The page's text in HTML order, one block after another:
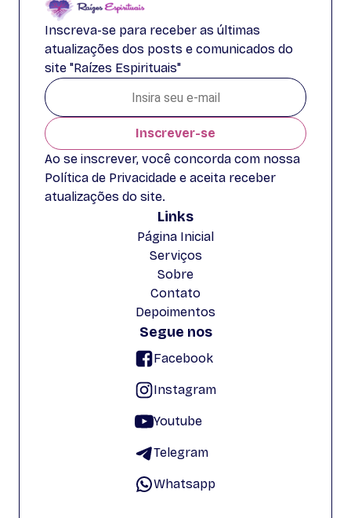
Inscreva-se para receber as últimas
atualizações dos posts e comunicados do
site "Raízes Espirituais"
Inscrever-se
Ao se inscrever, você concorda com nossa
Política de Privacidade e aceita receber
atualizações do site.
Links
Página Inicial
Serviços
Sobre
Contato
Depoimentos
Segue nos
Facebook
Instagram
Youtube
Telegram
Whatsapp